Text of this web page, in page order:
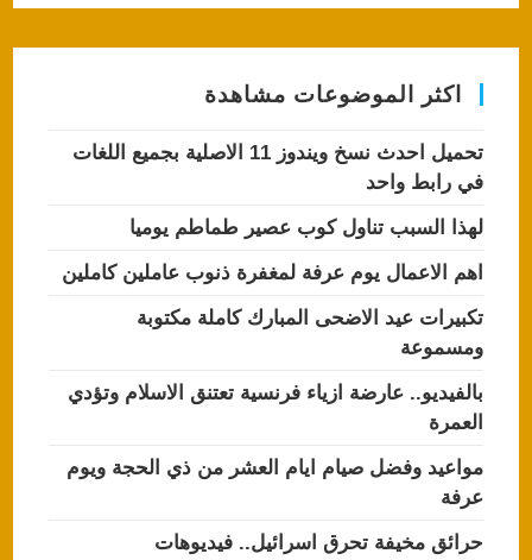
اكثر الموضوعات مشاهدة
تحميل احدث نسخ ويندوز 11 الاصلية بجميع اللغات
في رابط واحد
لهذا السبب تناول كوب عصير طماطم يوميا
اهم الاعمال يوم عرفة لمغفرة ذنوب عاملين كاملين
تكبيرات عيد الاضحى المبارك كاملة مكتوبة
ومسموعة
بالفيديو.. عارضة ازياء فرنسية تعتنق الاسلام وتؤدي
العمرة
مواعيد وفضل صيام ايام العشر من ذي الحجة ويوم
عرفة
حرائق مخيفة تحرق اسرائيل.. فيديوهات